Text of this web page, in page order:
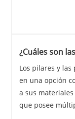
¿Cuáles son
Los pilares y
en una opción
a sus
que posee